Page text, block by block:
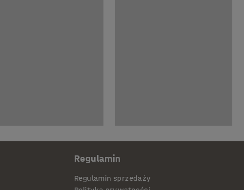
Regulamin
Regulamin sprzedaży